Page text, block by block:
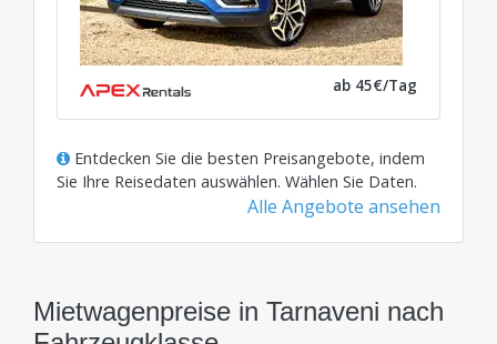
ab 45€/Tag
Entdecken Sie die besten Preisangebote, indem
Sie Ihre Reisedaten auswählen. Wählen Sie Daten.
Alle Angebote ansehen
Mietwagenpreise in Tarnaveni nach